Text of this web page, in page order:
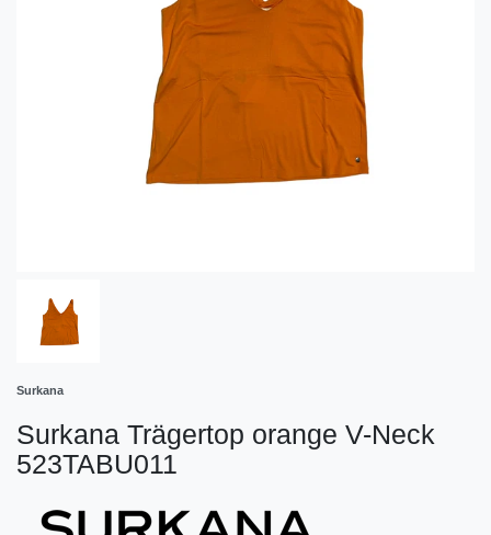
Surkana
Surkana Trägertop orange V-Neck
523TABU011